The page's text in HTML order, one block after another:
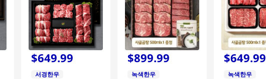
$649.99
서경한우
$899.99
녹색한우
$649.99
녹색한우